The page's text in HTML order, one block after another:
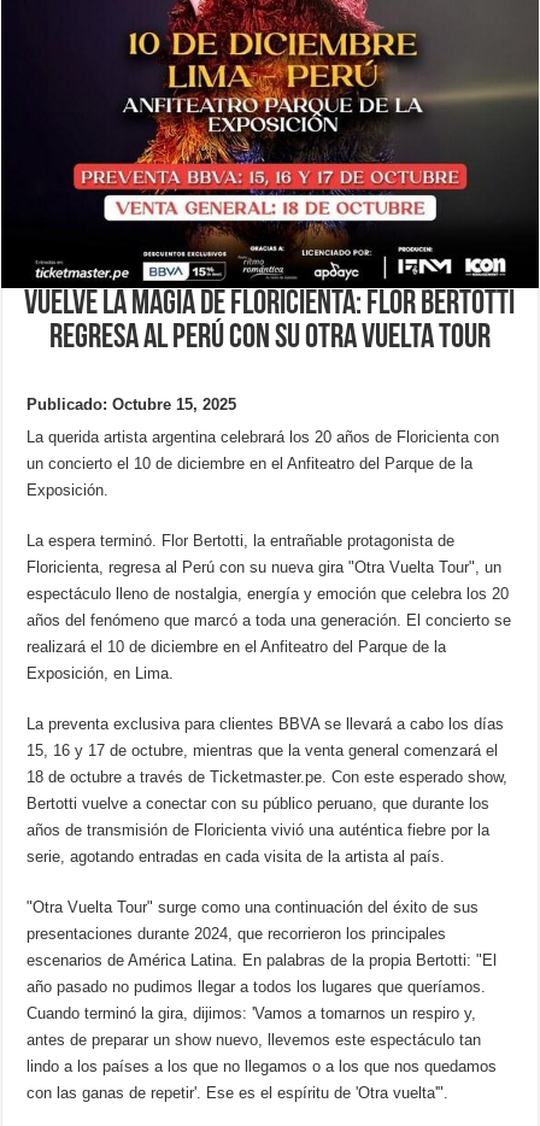
VUELVE LA MAGIA DE FLORICIENTA: FLOR BERTOTTI
REGRESA AL PERÚ CON SU OTRA VUELTA TOUR
Publicado: Octubre 15, 2025
La querida artista argentina celebrará los 20 años de Floricienta con
un concierto el 10 de diciembre en el Anfiteatro del Parque de la
Exposición.
La espera terminó. Flor Bertotti, la entrañable protagonista de
Floricienta, regresa al Perú con su nueva gira "Otra Vuelta Tour", un
espectáculo lleno de nostalgia, energía y emoción que celebra los 20
años del fenómeno que marcó a toda una generación. El concierto se
realizará el 10 de diciembre en el Anfiteatro del Parque de la
Exposición, en Lima.
La preventa exclusiva para clientes BBVA se llevará a cabo los días
15, 16 y 17 de octubre, mientras que la venta general comenzará el
18 de octubre a través de Ticketmaster.pe. Con este esperado show,
Bertotti vuelve a conectar con su público peruano, que durante los
años de transmisión de Floricienta vivió una auténtica fiebre por la
serie, agotando entradas en cada visita de la artista al país.
"Otra Vuelta Tour" surge como una continuación del éxito de sus
presentaciones durante 2024, que recorrieron los principales
escenarios de América Latina. En palabras de la propia Bertotti: "El
año pasado no pudimos llegar a todos los lugares que queríamos.
Cuando terminó la gira, dijimos: 'Vamos a tomarnos un respiro y,
antes de preparar un show nuevo, llevemos este espectáculo tan
lindo a los países a los que no llegamos o a los que nos quedamos
con las ganas de repetir'. Ese es el espíritu de 'Otra vuelta'".